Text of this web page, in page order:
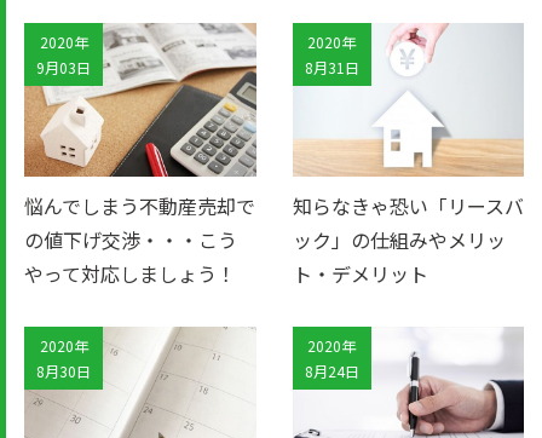
2020年
9月03日
悩んでしまう不動産売却で
の値下げ交渉・・・こう
やって対応しましょう！
2020年
8月31日
知らなきゃ恐い「リースバ
ック」の仕組みやメリッ
ト・デメリット
2020年
8月30日
2020年
8月24日